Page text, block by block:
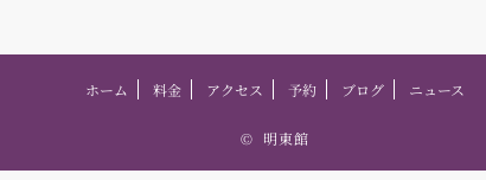
ホーム 料金 アクセス 予約 ブログ ニュース
© 明東館